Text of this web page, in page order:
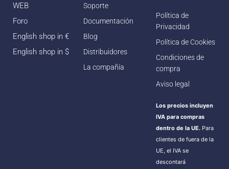
WEB
Foro
English shop in €
English shop in $
Soporte
Documentación
Blog
Distribuidores
La compañía
Política de
Privacidad
Política de Cookies
Condiciones de
compra
Aviso legal
Los precios incluyen
IVA para compras
dentro de la UE. Para
clientes de fuera de la
UE, el IVA se
descontará